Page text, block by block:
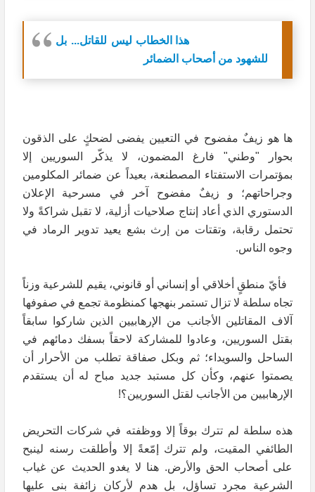
هذا الخطاب ليس للقاتل... بل
للشهود من أصحاب الضمائر
ها هو زيفٌ مفضوح في التعيين يفضى لضحكٍ على الذقون
بحوار "وطني" فارغ المضمون، لا يذكّر السوريين إلا
بمؤتمرات الاستفتاء المصطنعة، بعيداً عن ضمائر المكلومين
وجراحاتهم؛ و زيفٌ مفضوح آخر في مسرحية الإعلان
الدستوري الذي أعاد إنتاج صلاحيات أزلية، لا تقبل شراكةً ولا
تحتمل رقابة، وتقتات من إرث بشع يعيد تدوير الرماد في
وجوه الناس.
فأيّ منطقٍ أخلاقي أو إنساني أو قانوني، يقيم للشرعية وزناً
تجاه سلطة لا تزال تستمر بنهجها كمنظومة تجمع في صفوفها
آلاف المقاتلين الأجانب من الإرهابيين الذين شاركوا سابقاً
بقتل السوريين، وعادوا للمشاركة لاحقاً بسفك دمائهم في
الساحل والسويداء؛ ثم وبكل صفاقة تطلب من الأحرار أن
يصمتوا عنهم، وكأن كل مستبد جديد مباح له أن يستقدم
الإرهابيين من الأجانب لقتل السوريين؟!
هذه سلطة لم تترك بوقاً إلا ووظفته في شركات التحريض
الطائفي المقيت، ولم تترك إمّعةً إلا وأطلقت رسنه لينبح
على أصحاب الحق والأرض. هنا لا يغدو الحديث عن غياب
الشرعية مجرد تساؤل، بل هدم لأركان زائفة بنى عليها